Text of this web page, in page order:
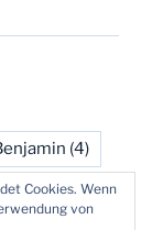
(4)
(15)
Cookies. Wenn
von